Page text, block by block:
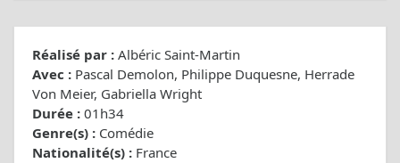
Réalisé par : Albéric Saint-Martin
Avec : Pascal Demolon, Philippe Duquesne, Herrade
Von Meier, Gabriella Wright
Durée : 01h34
Genre(s) : Comédie
Nationalité(s) : France